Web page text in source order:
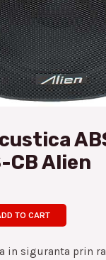
CB Alien
TO CART
in siguranta prin